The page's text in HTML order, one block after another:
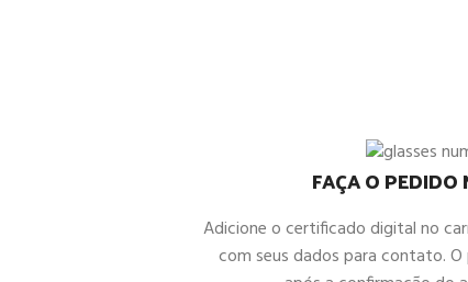
FAÇA O PEDIDO
Adicione o certificado digital no
com seus dados para contato.